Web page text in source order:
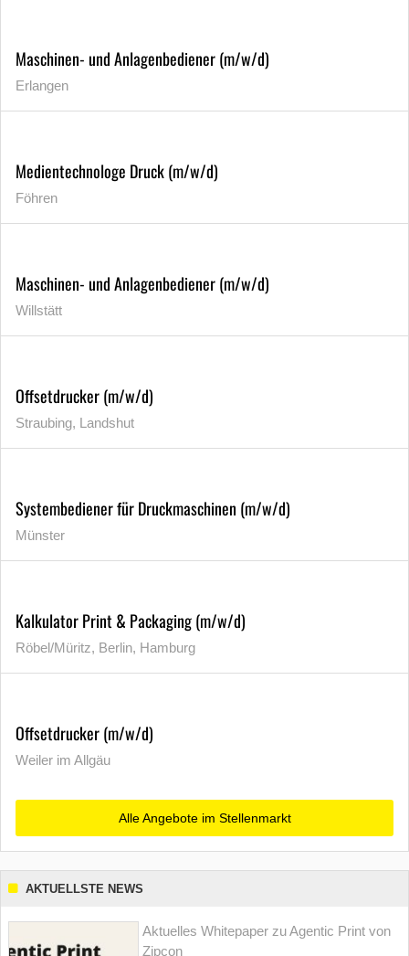
Maschinen- und Anlagenbediener (m/w/d)
Erlangen
Medientechnologe Druck (m/w/d)
Föhren
Maschinen- und Anlagenbediener (m/w/d)
Willstätt
Offsetdrucker (m/w/d)
Straubing, Landshut
Systembediener für Druckmaschinen (m/w/d)
Münster
Kalkulator Print & Packaging (m/w/d)
Röbel/Müritz, Berlin, Hamburg
Offsetdrucker (m/w/d)
Weiler im Allgäu
Alle Angebote im Stellenmarkt
AKTUELLSTE NEWS
Aktuelles Whitepaper zu Agentic Print von
Zipcon